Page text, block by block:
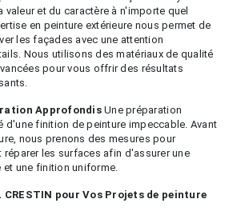
valeur et du caractère à n'importe quel
en peinture extérieure nous permet de
les façades avec une attention
Nous utilisons des matériaux de qualité
pour vous offrir des résultats
ApprofondisUne préparation
d'une finition de peinture impeccable. Avant
nous prenons des mesures pour
réparer les surfaces afin d'assurer une
et une finition uniforme.
CRESTIN pour Vos Projets de peinture